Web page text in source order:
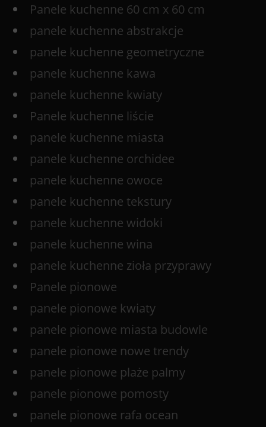
Panele kuchenne 60 cm x 60 cm
panele kuchenne abstrakcje
panele kuchenne geometryczne
panele kuchenne kawa
panele kuchenne kwiaty
Panele kuchenne liście
panele kuchenne miasta
panele kuchenne orchidee
panele kuchenne owoce
panele kuchenne tekstury
panele kuchenne widoki
panele kuchenne wina
panele kuchenne zioła przyprawy
Panele pionowe
panele pionowe kwiaty
panele pionowe miasta budowle
panele pionowe nowe trendy
panele pionowe plaże palmy
panele pionowe pomosty
panele pionowe rafa ocean